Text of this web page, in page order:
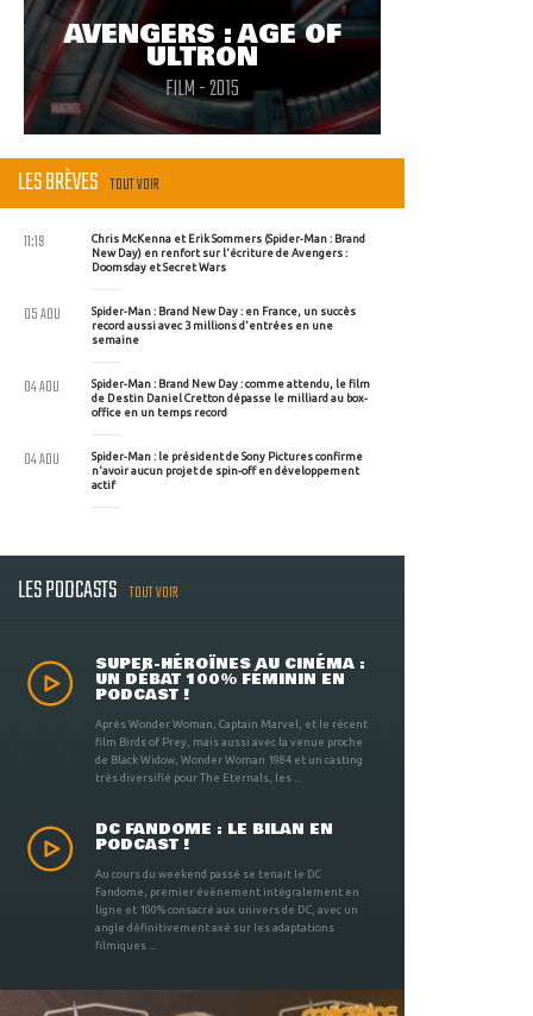
AVENGERS : AGE OF
ULTRON
FILM - 2015
LES BRÈVES TOUT VOIR
Chris McKenna et Erik Sommers (Spider-Man : Brand
New Day) en renfort sur l'écriture de Avengers :
Doomsday et Secret Wars
11:19
Spider-Man : Brand New Day : en France, un succès
record aussi avec 3 millions d'entrées en une
semaine
05 AOU
Spider-Man : Brand New Day : comme attendu, le film
de Destin Daniel Cretton dépasse le milliard au box-
office en un temps record
04 AOU
Spider-Man : le président de Sony Pictures confirme
n'avoir aucun projet de spin-off en développement
actif
04 AOU
LES PODCASTS TOUT VOIR
SUPER-HÉROÏNES AU CINÉMA :
UN DÉBAT 100% FÉMININ EN
PODCAST !
Après Wonder Woman, Captain Marvel, et le récent
film Birds of Prey, mais aussi avec la venue proche
de Black Widow, Wonder Woman 1984 et un casting
très diversifié pour The Eternals, les ...
DC FANDOME : LE BILAN EN
PODCAST !
Au cours du weekend passé se tenait le DC
Fandome, premier évènement intégralement en
ligne et 100% consacré aux univers de DC, avec un
angle définitivement axé sur les adaptations
filmiques ...